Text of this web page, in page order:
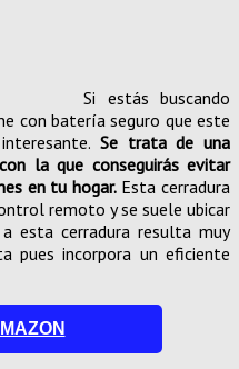
Si estás buscando
con batería seguro que este
Se trata de una
la que conseguirás evitar
en tu hogar.Esta cerradura
remoto y se suele ubicar
esta cerradura resulta muy
pues incorpora un eficiente